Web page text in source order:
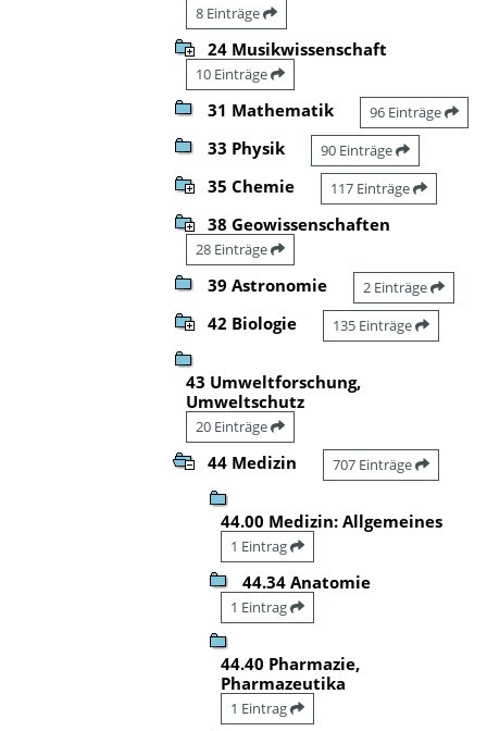
8 Einträge
24 Musikwissenschaft
10 Einträge
31 Mathematik 96 Einträge
33 Physik 90 Einträge
35 Chemie 117 Einträge
38 Geowissenschaften
28 Einträge
39 Astronomie 2 Einträge
42 Biologie 135 Einträge
43 Umweltforschung,
Umweltschutz
20 Einträge
44 Medizin 707 Einträge
44.00 Medizin: Allgemeines
1 Eintrag
44.34 Anatomie
1 Eintrag
44.40 Pharmazie,
Pharmazeutika
1 Eintrag